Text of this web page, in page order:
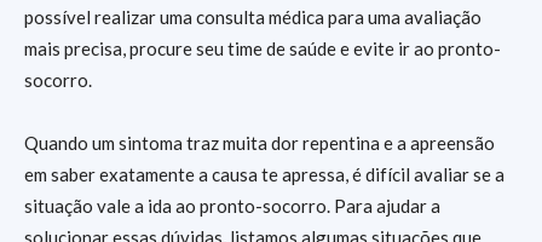
possível realizar uma consulta médica para uma avaliação
mais precisa, procure seu time de saúde e evite ir ao pronto-
socorro.
Quando um sintoma traz muita dor repentina e a apreensão
em saber exatamente a causa te apressa, é difícil avaliar se a
situação vale a ida ao pronto-socorro. Para ajudar a
solucionar essas dúvidas, listamos algumas situações que